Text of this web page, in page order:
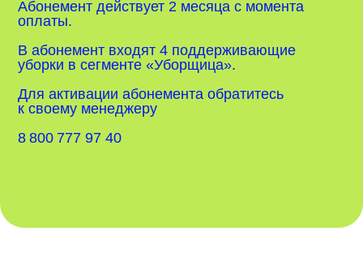
Абонемент действует 2 месяца с момента
оплаты.
В абонемент входят 4 поддерживающие
уборки в сегменте «Уборщица».
Для активации абонемента обратитесь
к своему менеджеру
8 800 777 97 40